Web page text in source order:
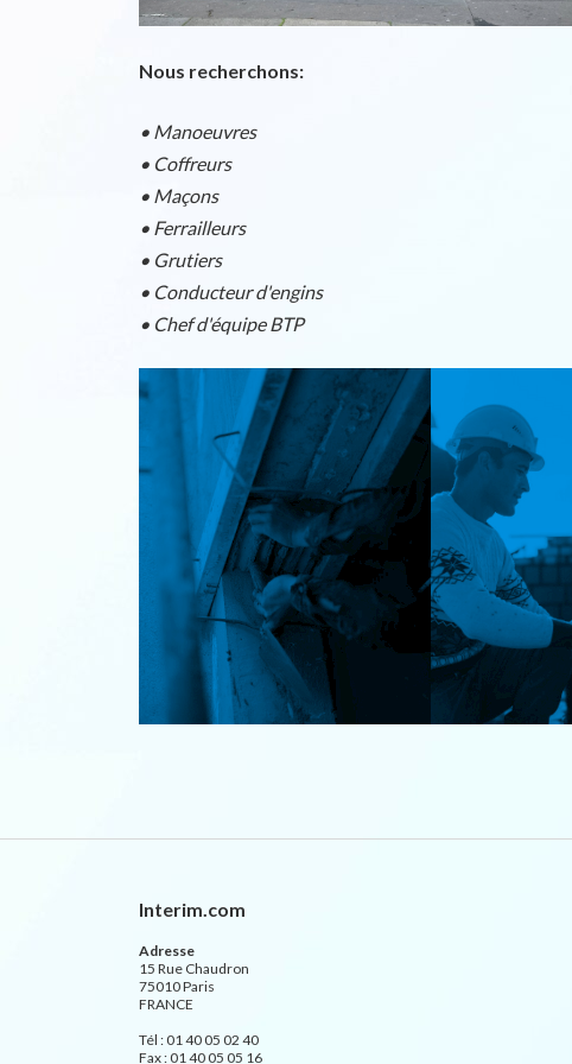
Nous recherchons:
• Manoeuvres
• Coffreurs
• Maçons
• Ferrailleurs
• Grutiers
• Conducteur d'engins
• Chef d'équipe BTP
Interim.com
Adresse
15 Rue Chaudron
75010 Paris
FRANCE
Tél : 01 40 05 02 40
Fax : 01 40 05 05 16